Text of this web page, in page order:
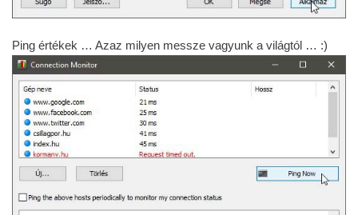
Ping értékek … Azaz milyen messze vagyunk a világtól … :)